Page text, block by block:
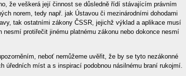
že veškerá její činnost se důsledně řídí stávajícím právním
norem, tedy např. jak Ústavou či mezinárodními dohodami
tak ostatními zákony ČSSR, jejichž výklad a aplikace musí
nesmí protiřečit jinému platnému zákonu nebo dokonce nesmí
neboť nemůžeme uvěřit, že by se tyto nezákonné
úředních míst a s inspirací podobnou násilnému braní rukojmí.